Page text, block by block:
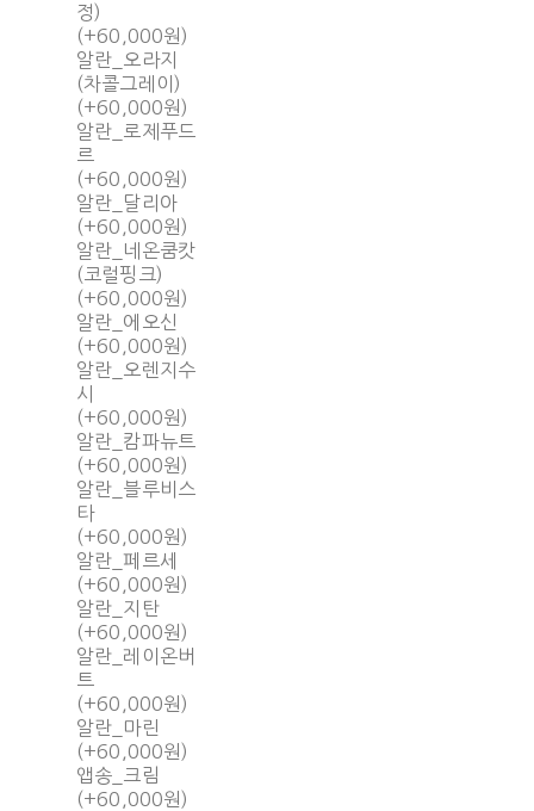
정)
(+60,000원)
알란_오라지
(차콜그레이)
(+60,000원)
알란_로제푸드
르
(+60,000원)
알란_달리아
(+60,000원)
알란_네온쿰캇
(코럴핑크)
(+60,000원)
알란_에오신
(+60,000원)
알란_오렌지수
시
(+60,000원)
알란_캄파뉴트
(+60,000원)
알란_블루비스
타
(+60,000원)
알란_페르세
(+60,000원)
알란_지탄
(+60,000원)
알란_레이온버
트
(+60,000원)
알란_마린
(+60,000원)
앱송_크림
(+60,000원)